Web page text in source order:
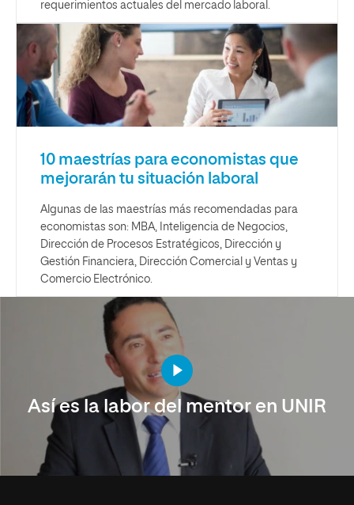
requerimientos actuales del mercado laboral.
10 maestrías para economistas que
mejorarán tu situación laboral
Algunas de las maestrías más recomendadas para
economistas son: MBA, Inteligencia de Negocios,
Dirección de Procesos Estratégicos, Dirección y
Gestión Financiera, Dirección Comercial y Ventas y
Comercio Electrónico.
Así es la labor del mentor en UNIR